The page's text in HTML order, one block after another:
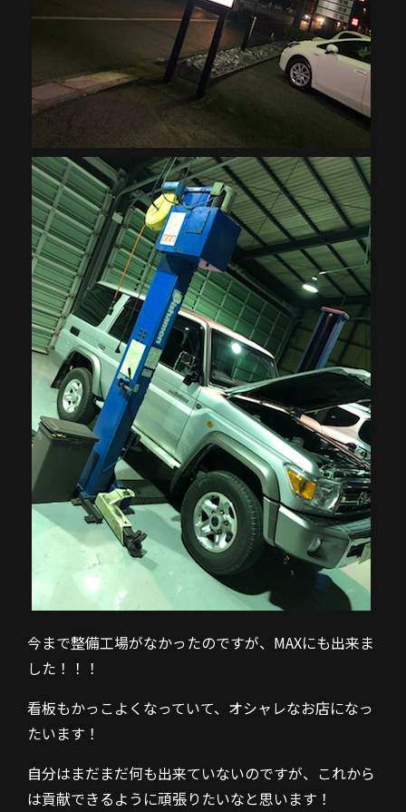
今まで整備工場がなかったのですが、MAXにも出来ま
した！！！
看板もかっこよくなっていて、オシャレなお店になっ
たいます！
自分はまだまだ何も出来ていないのですが、これから
は貢献できるように頑張りたいなと思います！